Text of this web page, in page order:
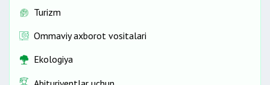
Turizm
Ommaviy axborot vositalari
Ekologiya